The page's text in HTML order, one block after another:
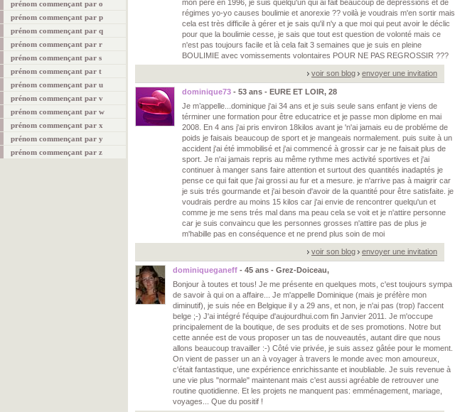
prénom commençant par o
prénom commençant par p
prénom commençant par q
prénom commençant par r
prénom commençant par s
prénom commençant par t
prénom commençant par u
prénom commençant par v
prénom commençant par w
prénom commençant par x
prénom commençant par y
prénom commençant par z
mon père en 1996, je suis quelqu'un qui ai fait beaucoup de dépressions et de
régimes yo-yo causes boulimie et anorexie ?? voilà je voudrais m'en sortir mais
cela est très difficile à gérer et je sais qu'il n'y a que moi qui peut avoir le déclic
pour que la boulimie cesse, je sais que tout est question de volonté mais ce
n'est pas toujours facile et là cela fait 3 semaines que je suis en pleine
BOULIMIE avec vomissements volontaires POUR NE PAS REGROSSIR ???
voir son blog envoyer une invitation
dominique73 - 53 ans - EURE ET LOIR, 28
Je m’appelle...dominique j'ai 34 ans et je suis seule sans enfant je viens de
términer une formation pour être educatrice et je passe mon diplome en mai
2008. En 4 ans j'ai pris environ 18kilos avant je 'n'ai jamais eu de probléme de
poids je faisais beaucoup de sport et je mangeais normalement. puis suite à un
accident j'ai été immobilisé et j'ai commencé à grossir car je ne faisait plus de
sport. Je n'ai jamais repris au même rythme mes activité sportives et j'ai
continuer à manger sans faire attention et surtout des quantités inadaptés je
pense ce qui fait que j'ai grossi au fur et a mesure. je n'arrive pas à maigrir car
je suis trés gourmande et j'ai besoin d'avoir de la quantité pour être satisfaite. je
voudrais perdre au moins 15 kilos car j'ai envie de rencontrer quelqu'un et
comme je me sens trés mal dans ma peau cela se voit et je n'attire personne
car je suis convaincu que les personnes grosses n'attire pas de plus je
m'habille pas en conséquence et ne prend plus soin de moi
voir son blog envoyer une invitation
dominiqueganeff - 45 ans - Grez-Doiceau,
Bonjour à toutes et tous! Je me présente en quelques mots, c'est toujours sympa
de savoir à qui on a affaire... Je m'appelle Dominique (mais je préfère mon
diminutif), je suis née en Belgique il y a 29 ans, et non, je n'ai pas (trop) l'accent
belge ;-) J'ai intégré l'équipe d'aujourdhui.com fin Janvier 2011. Je m'occupe
principalement de la boutique, de ses produits et de ses promotions. Notre but
cette année est de vous proposer un tas de nouveautés, autant dire que nous
allons beaucoup travailler :-) Côté vie privée, je suis assez gâtée pour le moment.
On vient de passer un an à voyager à travers le monde avec mon amoureux,
c'était fantastique, une expérience enrichissante et inoubliable. Je suis revenue à
une vie plus "normale" maintenant mais c'est aussi agréable de retrouver une
routine quotidienne. Et les projets ne manquent pas: emménagement, mariage,
voyages... Que du positif !